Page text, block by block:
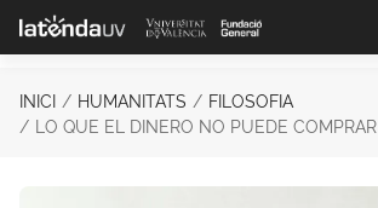
Saltar al contenido principal
INICI HUMANITATS
FILOSOFIA
LO QUE EL DINERO NO PUEDE COMPRAR